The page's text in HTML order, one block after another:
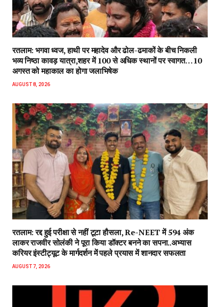
रतलाम: भगवा ध्वज, हाथी पर महादेव और ढोल-ढमाकों के बीच निकली
भव्य निष्ठा कावड़ यात्रा,शहर में 100 से अधिक स्थानों पर स्वागत…10
अगस्त को महाकाल का होगा जलाभिषेक
AUGUST 8, 2026
रतलाम: रद्द हुई परीक्षा से नहीं टूटा हौसला, Re-NEET में 594 अंक
लाकर राजवीर सोलंकी ने पूरा किया डॉक्टर बनने का सपना..अभ्यास
करियर इंस्टीट्यूट के मार्गदर्शन में पहले प्रयास में शानदार सफलता
AUGUST 7, 2026